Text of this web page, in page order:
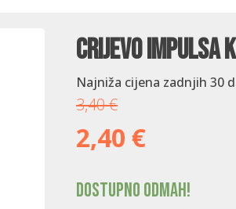
Crijevo impulsa
Najniža cijena zadnjih 30
3,40€
2,40 €
Dostupno odmah!